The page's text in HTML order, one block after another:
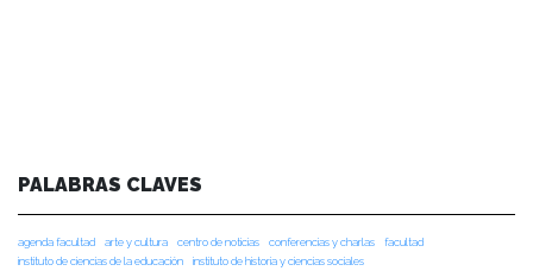
PALABRAS CLAVES
agenda facultad arte y cultura centro de noticias conferencias y charlas
facultad
instituto de ciencias de la educación
instituto de historia y ciencias sociales